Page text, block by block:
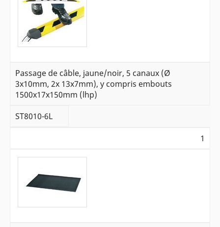
Passage de câble, jaune/noir, 5 canaux (Ø
3x10mm, 2x 13x7mm), y compris embouts
1500x17x150mm (lhp)
ST8010-6L
1